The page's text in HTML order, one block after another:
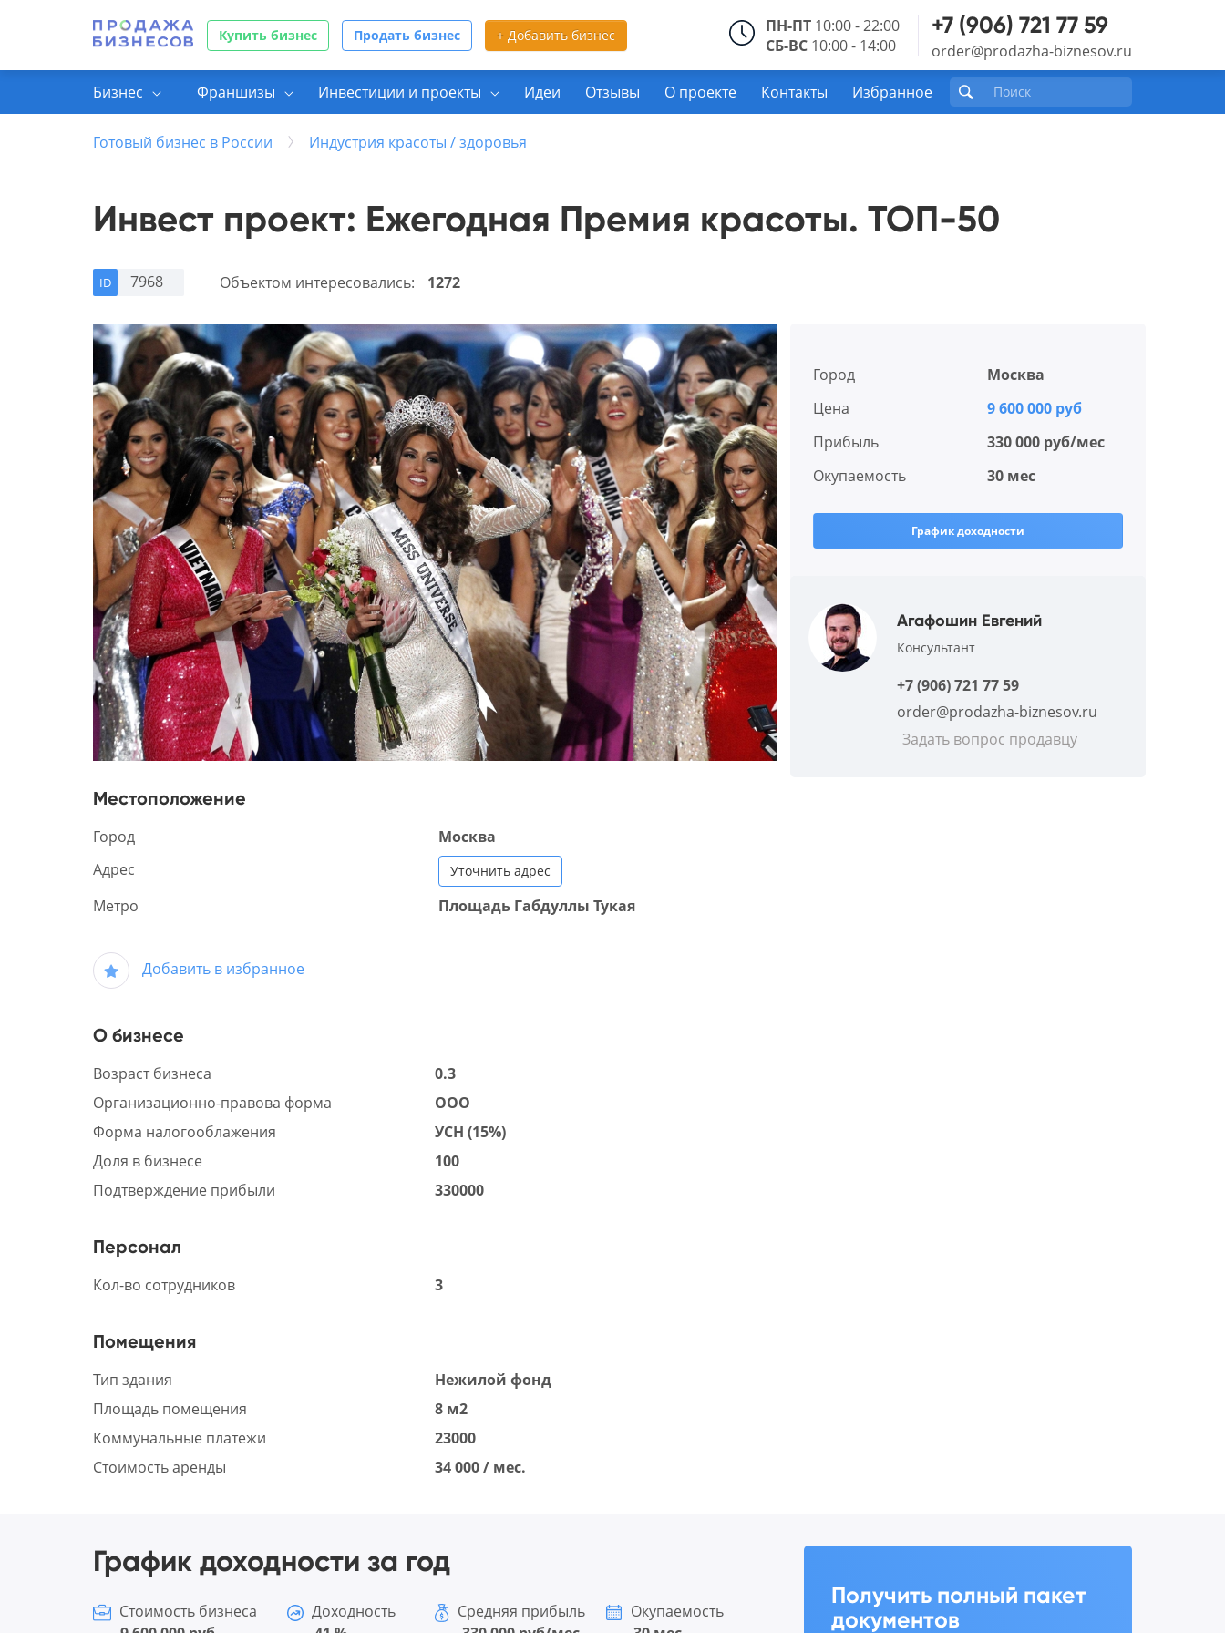
Купить бизнес Продать бизнес + Добавить бизнес ПН-ПТ 10:00 - 22:00
СБ-ВС 10:00 - 14:00
+7 (906) 721 77 59
order@prodazha-biznesov.ru
Бизнес Франшизы Инвестиции и проекты Идеи Отзывы О проекте Контакты Избранное
Готовый бизнес в России Индустрия красоты / здоровья
Инвест проект: Ежегодная Премия красоты. ТОП-50
ID 7968 Объектом интересовались: 1272
Местоположение
Город
Москва
Адрес
Уточнить адрес
Метро Площадь Габдуллы Тукая
Добавить в избранное
О бизнесе
Возраст бизнеса
0.3
Организационно-правова форма
ООО
Форма налогооблажения
УСН (15%)
Доля в бизнесе
100
Подтверждение прибыли
330000
Персонал
Кол-во сотрудников 3
Помещения
Тип здания
Нежилой фонд
Площадь помещения
8 м2
Коммунальные платежи
23000
Стоимость аренды
34 000 / мес.
Город
Москва
Цена
9 600 000 руб
Прибыль
330 000 руб/мес
Окупаемость
30 мес
График доходности
Агафошин Евгений
Консультант
+7 (906) 721 77 59
order@prodazha-biznesov.ru
Задать вопрос продавцу
График доходности за год
Стоимость бизнеса
Доходность
Средняя прибыль
Окупаемость
Получить полный пакет
документов